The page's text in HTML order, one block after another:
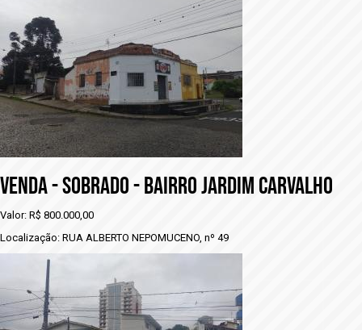
VENDA - SOBRADO - BAIRRO JARDIM CARVALHO
Valor: R$ 800.000,00
Localização: RUA ALBERTO NEPOMUCENO, nº 49